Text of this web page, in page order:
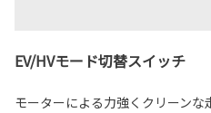
EV/HVモード切替スイッチ
モーターによる力強くクリーン